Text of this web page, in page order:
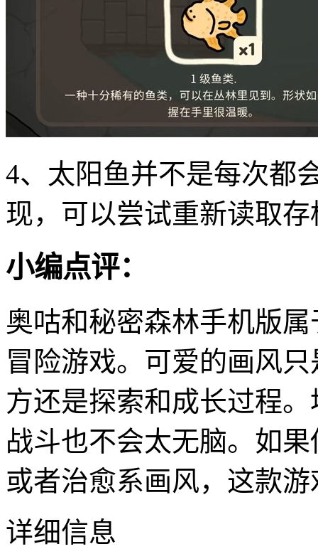
4、太阳鱼并不是每次都
现，可以尝试重新读取
小编点评：
奥咕和秘密森林手机版
冒险游戏。可爱的画风
方还是探索和成长过程
战斗也不会太无脑。如
或者治愈系画风，这款
详细信息